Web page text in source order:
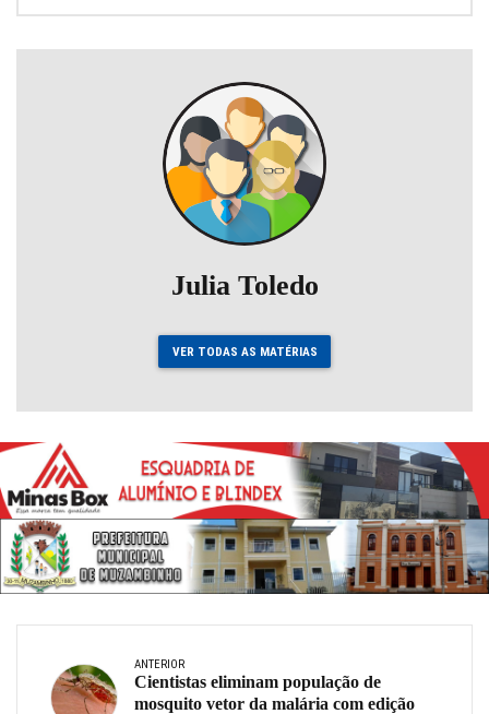
Julia Toledo
VER TODAS AS MATÉRIAS
ANTERIOR
Cientistas eliminam população de
mosquito vetor da malária com edição